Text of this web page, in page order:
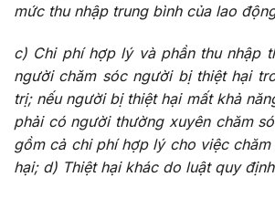
mức thu nhập trung bình của lao
c) Chi phí hợp lý và phần thu nhập
người chăm sóc người bị thiệt hại
trị; nếu người bị thiệt hại mất khả
phải có người thường xuyên chăm
gồm cả chi phí hợp lý cho việc
hại; d) Thiệt hại khác do luật quy